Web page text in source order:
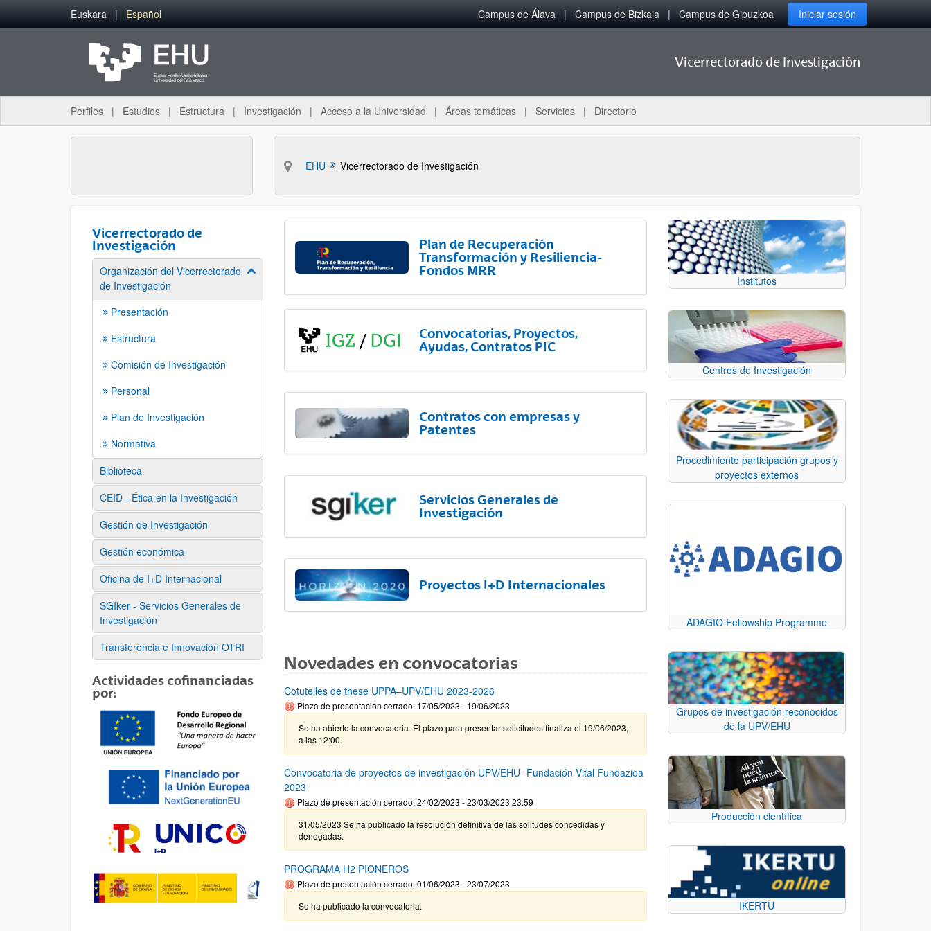
Saltar al contenido principal
Euskara Español Campus de Álava Campus de Bizkaia Campus de Gipuzkoa Iniciar sesión
Vicerrectorado de Investigación
Perfiles Estudios Estructura Investigación Acceso a la Universidad Áreas temáticas Servicios Directorio
EHU Vicerrectorado de Investigación
Vicerrectorado de
Investigación
Organización del Vicerrectorado
de Investigación
Mostrar/ocultar subpáginas
Presentación
Estructura
Comisión de Investigación
Personal
Plan de Investigación
Normativa
Biblioteca
CEID - Ética en la Investigación
Gestión de Investigación
Gestión económica
Oficina de I+D Internacional
SGIker - Servicios Generales de
Investigación
Transferencia e Innovación OTRI
Actividades cofinanciadas
por:
Plan de Recuperación
Transformación y Resiliencia-
Fondos MRR
Convocatorias, Proyectos,
Ayudas, Contratos PIC
Contratos con empresas y
Patentes
Servicios Generales de
Investigación
Proyectos I+D Internacionales
Novedades en convocatorias
Cotutelles de these UPPA–UPV/EHU 2023-2026
Plazo de presentación cerrado: 17/05/2023 - 19/06/2023
Se ha abierto la convocatoria. El plazo para presentar solicitudes finaliza el 19/06/2023,
a las 12:00.
Convocatoria de proyectos de investigación UPV/EHU- Fundación Vital Fundazioa
2023
Plazo de presentación cerrado: 24/02/2023 - 23/03/2023 23:59
31/05/2023 Se ha publicado la resolución definitiva de las solitudes concedidas y
denegadas.
PROGRAMA H2 PIONEROS
Plazo de presentación cerrado: 01/06/2023 - 23/07/2023
Se ha publicado la convocatoria.
Institutos
Centros de Investigación
Procedimiento participación grupos y
proyectos externos
ADAGIO Fellowship Programme
Grupos de investigación reconocidos
de la UPV/EHU
Producción científica
IKERTU